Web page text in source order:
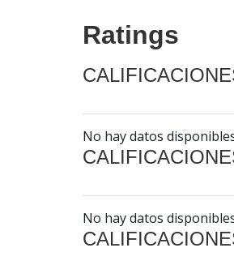
Ratings
No hay datos
No hay datos